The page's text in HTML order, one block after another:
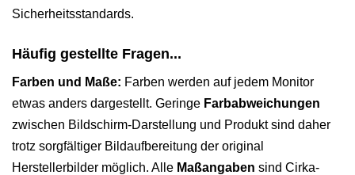
Sicherheitsstandards.
Häufig gestellte Fragen...
Farben und Maße: Farben werden auf jedem Monitor
etwas anders dargestellt. Geringe Farbabweichungen
zwischen Bildschirm-Darstellung und Produkt sind daher
trotz sorgfältiger Bildaufbereitung der original
Herstellerbilder möglich. Alle Maßangaben sind Cirka-